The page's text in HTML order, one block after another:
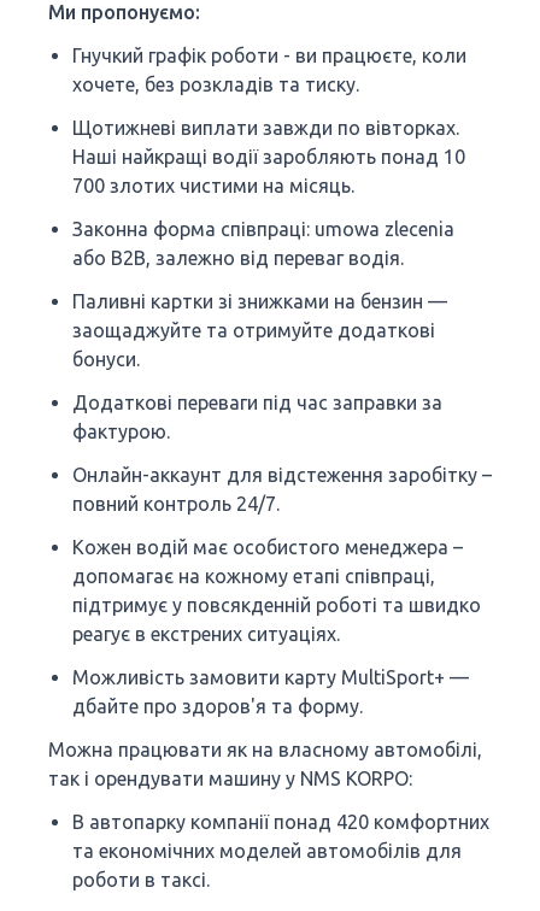
Ми пропонуємо:
Гнучкий графік роботи - ви працюєте, коли
хочете, без розкладів та тиску.
Щотижневі виплати завжди по вівторках.
Наші найкращі водії заробляють понад 10
700 злотих чистими на місяць.
Законна форма співпраці: umowa zlecenia
або B2B, залежно від переваг водія.
Паливні картки зі знижками на бензин —
заощаджуйте та отримуйте додаткові
бонуси.
Додаткові переваги під час заправки за
фактурою.
Онлайн-аккаунт для відстеження заробітку –
повний контроль 24/7.
Кожен водій має особистого менеджера –
допомагає на кожному етапі співпраці,
підтримує у повсякденній роботі та швидко
реагує в екстрених ситуаціях.
Можливість замовити карту MultiSport+ —
дбайте про здоров'я та форму.
Можна працювати як на власному автомобілі,
так і орендувати машину у NMS KORPO:
В автопарку компанії понад 420 комфортних
та економічних моделей автомобілів для
роботи в таксі.